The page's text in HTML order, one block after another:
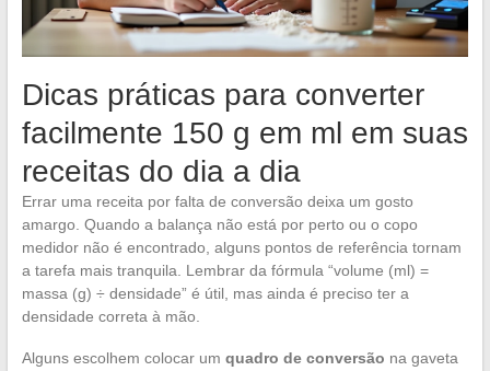
Dicas práticas para converter
facilmente 150 g em ml em suas
receitas do dia a dia
Errar uma receita por falta de conversão deixa um gosto
amargo. Quando a balança não está por perto ou o copo
medidor não é encontrado, alguns pontos de referência tornam
a tarefa mais tranquila. Lembrar da fórmula “volume (ml) =
massa (g) ÷ densidade” é útil, mas ainda é preciso ter a
densidade correta à mão.
Alguns escolhem colocar um quadro de conversão na gaveta